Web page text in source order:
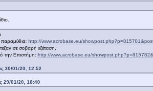
παραμύθια: http://www.acrobase.eu/
σε σοβαρή εξέταση,
την Επιστήμη: http://www.acrobase.eu/
30/01/20, 12:52
29/01/20, 18:40